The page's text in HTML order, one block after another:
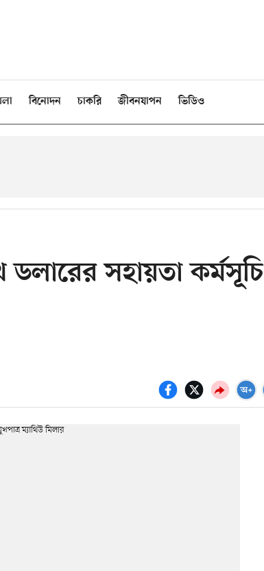
বিনোদন চাকরি জীবনযাপন ভিডিও
সহায়তা কর্মসূচি